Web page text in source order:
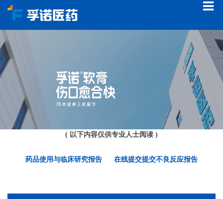
( 以下内容仅供专业人士阅读 )
药品使用与临床研究报告 在线提交提交不良反应报告